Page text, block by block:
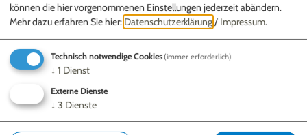
GEMEINDE SCHERNFELD
Gundekarstraße 7a | 85072 Eichstätt
können die hier vorgenommenen Einstellungen jederzeit abändern.
Mehr dazu erfahren Sie hier: Datenschutzerklärung/ Impressum.
Technisch notwendige Cookies(immer erforderlich)
↓ 1 Dienst
Externe Dienste
↓ 3 Dienste